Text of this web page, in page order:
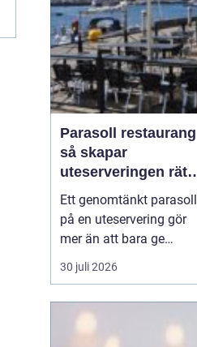
Parasoll restaurang
så skapar
uteserveringen rätt
känsla året runt
Ett genomtänkt parasoll
på en uteservering gör
mer än att bara ge
skugga. Det påverkar hur
länge gästerna stannar,
och om de väljer att
komma tillbaka. När
30 juli 2026